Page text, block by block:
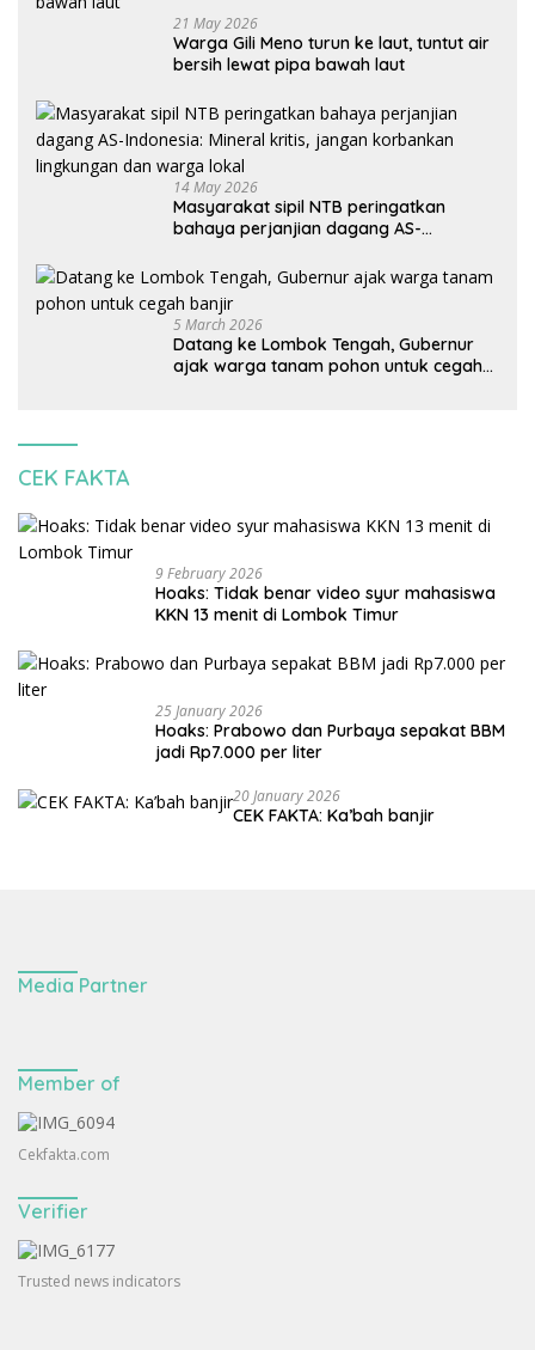
21 May 2026
Warga Gili Meno turun ke laut, tuntut air
bersih lewat pipa bawah laut
14 May 2026
Masyarakat sipil NTB peringatkan
bahaya perjanjian dagang AS-
korbankan lingkungan dan warga lokal
5 March 2026
Datang ke Lombok Tengah, Gubernur
ajak warga tanam pohon untuk cegah
CEK FAKTA
9 February 2026
Hoaks: Tidak benar video syur mahasiswa
KKN 13 menit di Lombok Timur
25 January 2026
Hoaks: Prabowo dan Purbaya sepakat BBM
jadi Rp7.000 per liter
20 January 2026
CEK FAKTA: Ka’bah banjir
Media Partner
Member of
Cekfakta.com
Verifier
Trusted news indicators